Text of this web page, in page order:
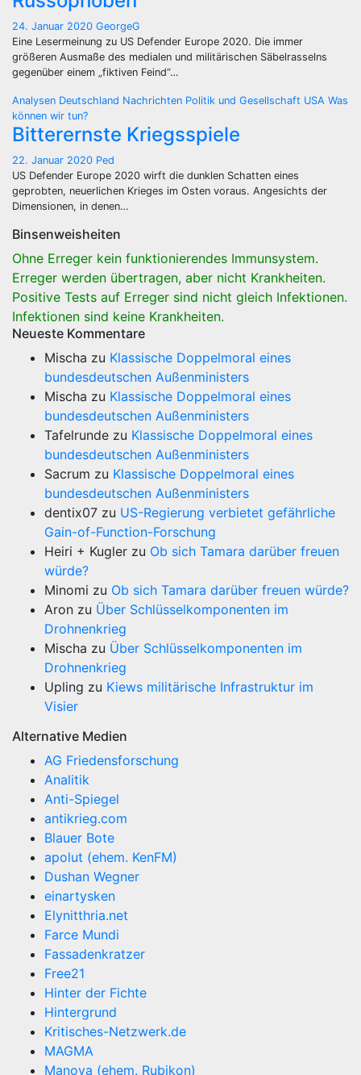
24. Januar 2020 GeorgeG
Eine Lesermeinung zu US Defender Europe 2020. Die immer
größeren Ausmaße des medialen und militärischen Säbelrasselns
gegenüber einem „fiktiven Feind“…
Analysen Deutschland Nachrichten Politik und Gesellschaft USA Was
können wir tun?
Bitterernste Kriegsspiele
22. Januar 2020 Ped
US Defender Europe 2020 wirft die dunklen Schatten eines
geprobten, neuerlichen Krieges im Osten voraus. Angesichts der
Dimensionen, in denen…
Binsenweisheiten
Ohne Erreger kein funktionierendes Immunsystem.
Erreger werden übertragen, aber nicht Krankheiten.
Positive Tests auf Erreger sind nicht gleich Infektionen.
Infektionen sind keine Krankheiten.
Neueste Kommentare
Mischa zu Klassische Doppelmoral eines
bundesdeutschen Außenministers
Mischa zu Klassische Doppelmoral eines
bundesdeutschen Außenministers
Tafelrunde zu Klassische Doppelmoral eines
bundesdeutschen Außenministers
Sacrum zu Klassische Doppelmoral eines
bundesdeutschen Außenministers
dentix07 zu US-Regierung verbietet gefährliche
Gain-of-Function-Forschung
Heiri + Kugler zu Ob sich Tamara darüber freuen
würde?
Minomi zu Ob sich Tamara darüber freuen würde?
Aron zu Über Schlüsselkomponenten im
Drohnenkrieg
Mischa zu Über Schlüsselkomponenten im
Drohnenkrieg
Upling zu Kiews militärische Infrastruktur im
Visier
Alternative Medien
AG Friedensforschung
Analitik
Anti-Spiegel
antikrieg.com
Blauer Bote
apolut (ehem. KenFM)
Dushan Wegner
einartysken
Elynitthria.net
Farce Mundi
Fassadenkratzer
Free21
Hinter der Fichte
Hintergrund
Kritisches-Netzwerk.de
MAGMA
Manova (ehem. Rubikon)